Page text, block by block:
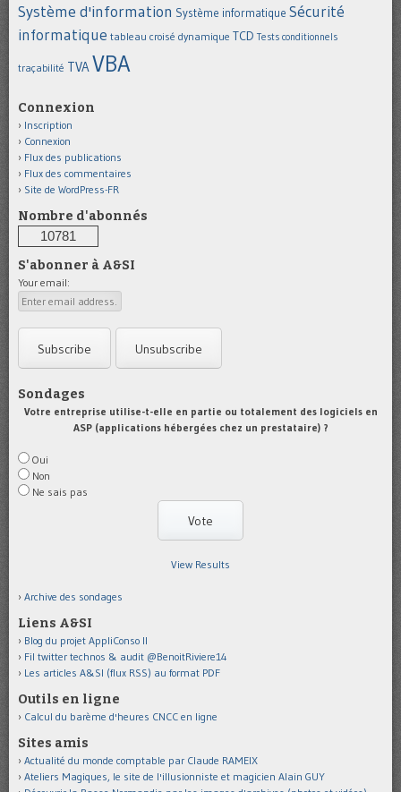
Système d'information Système informatique Sécurité
informatique tableau croisé dynamique TCD Tests conditionnels
traçabilité TVAVBA
Connexion
Inscription
Connexion
Flux des publications
Flux des commentaires
Site de WordPress-FR
Nombre d'abonnés
10781
S'abonner à A&SI
Your email:
Sondages
Votre entreprise utilise-t-elle en partie ou totalement des logiciels en
ASP (applications hébergées chez un prestataire) ?
Oui
Non
Ne sais pas
View Results
Archive des sondages
Liens A&SI
Blog du projet AppliConso II
Fil twitter technos & audit @BenoitRiviere14
Les articles A&SI (flux RSS) au format PDF
Outils en ligne
Calcul du barème d'heures CNCC en ligne
Sites amis
Actualité du monde comptable par Claude RAMEIX
Ateliers Magiques, le site de l'illusionniste et magicien Alain GUY